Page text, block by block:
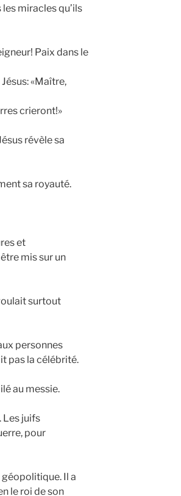
miracles qu’ils
Paix dans le
«Maître,
crieront!»
révèle sa
sa royauté.
et
mis sur un
surtout
personnes
pas la célébrité.
au messie.
Les juifs
pour
Il a
le roi de son